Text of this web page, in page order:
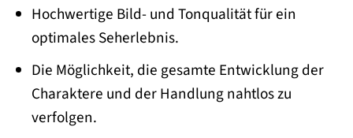
Hochwertige Bild- und Tonqualität für ein
optimales Seherlebnis.
Die Möglichkeit, die gesamte Entwicklung der
Charaktere und der Handlung nahtlos zu
verfolgen.